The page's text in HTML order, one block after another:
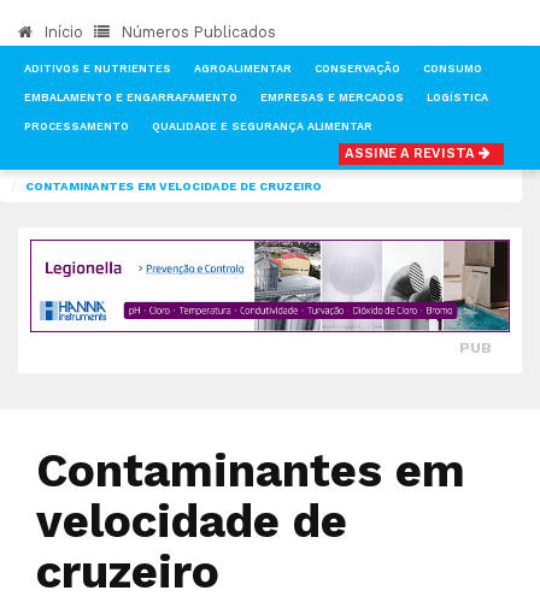
Início Números Publicados
ADITIVOS E NUTRIENTES AGROALIMENTAR CONSERVAÇÃO CONSUMO
EMBALAMENTO E ENGARRAFAMENTO EMPRESAS E MERCADOS LOGÍSTICA
PROCESSAMENTO QUALIDADE E SEGURANÇA ALIMENTAR
ASSINE A REVISTA
QUALIDADE E SEGURANÇA ALIMENTAR
CONTAMINANTES EM VELOCIDADE DE CRUZEIRO
PUB
Contaminantes em
velocidade de
cruzeiro